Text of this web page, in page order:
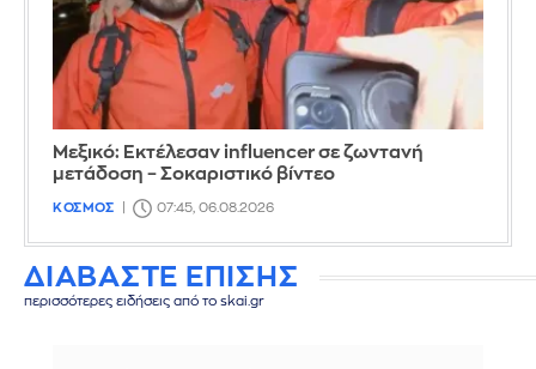
Μεξικό: Εκτέλεσαν influencer σε ζωντανή
μετάδοση – Σοκαριστικό βίντεο
ΚΟΣΜΟΣ 07:45, 06.08.2026
ΔΙΑΒΑΣΤΕ ΕΠΙΣΗΣ
περισσότερες ειδήσεις από το skai.gr